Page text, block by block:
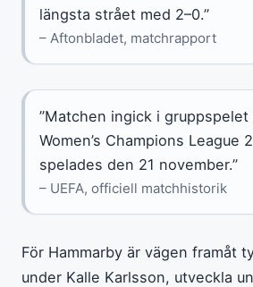
längsta strået med 2–0.”
– Aftonbladet, matchrapport
”Matchen ingick i gruppspelet
Women’s Champions League
spelades den 21 november.”
– UEFA, officiell matchhistorik
För Hammarby är vägen framåt
under Kalle Karlsson, utveckla